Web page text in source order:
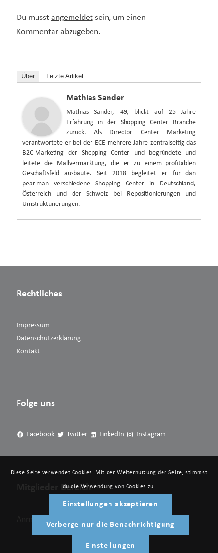
Du musst angemeldetsein, um einen
Kommentar abzugeben.
Über Letzte Artikel
Mathias Sander
Mathias Sander, 49, blickt auf 25 Jahre
Erfahrung in der Shopping Center Branche
zurück. Als Director Center Marketing
verantwortete er bei der ECE mehrere Jahre zentralseitig das
B2C-Marketing der Shopping Center und begründete und
leitete die Mallvermarktung, die er zu einem profitablen
Geschäftsfeld ausbaute. Seit 2018 begleitet er für dan
pearlman verschiedene Shopping Center in Deutschland,
Österreich und der Schweiz bei Repositionierungen und
Umstrukturierungen.
Rechtliches
Impressum
Datenschutzerklärung
Kontakt
Folge uns
Facebook Twitter LinkedIn Instagram
Mitglieder Bereich
Anmelden
Diese Seite verwendet Cookies. Mit der Weiternutzung der Seite, stimmst
du die Verwendung von Cookies zu.
Einstellungen akzeptieren
Verberge nur die Benachrichtigung
Einstellungen